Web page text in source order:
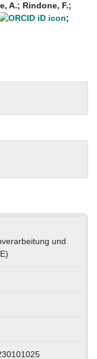
A.; Rindone, F.;
;
und